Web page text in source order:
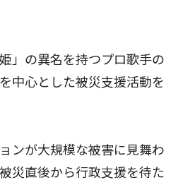
」の異名を持つプロ歌手の
中心とした被災支援活動を
ンが大規模な被害に見舞わ
災直後から行政支援を待た